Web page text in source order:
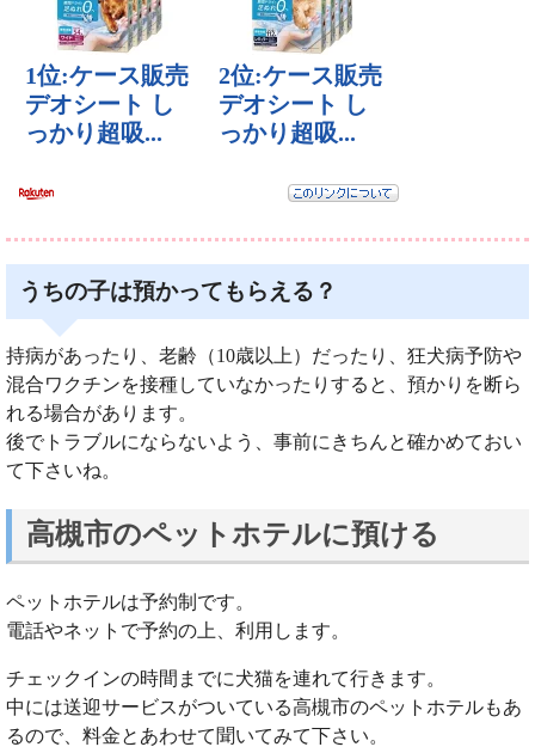
うちの子は預かってもらえる？
持病があったり、老齢（10歳以上）だったり、狂犬病予防や
混合ワクチンを接種していなかったりすると、預かりを断ら
れる場合があります。
後でトラブルにならないよう、事前にきちんと確かめておい
て下さいね。
高槻市のペットホテルに預ける
ペットホテルは予約制です。
電話やネットで予約の上、利用します。
チェックインの時間までに犬猫を連れて行きます。
中には送迎サービスがついている高槻市のペットホテルもあ
るので、料金とあわせて聞いてみて下さい。